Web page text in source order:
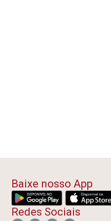
Baixe nosso App
Redes Sociais